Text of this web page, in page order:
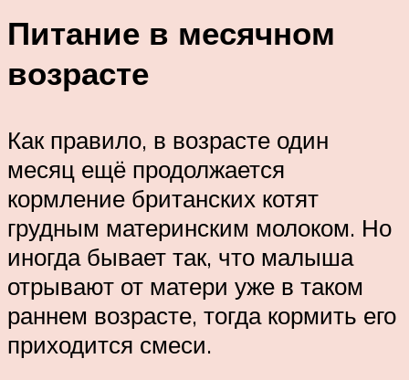
Питание в месячном
возрасте
Как правило, в возрасте один
месяц ещё продолжается
кормление британских котят
грудным материнским молоком. Но
иногда бывает так, что малыша
отрывают от матери уже в таком
раннем возрасте, тогда кормить его
приходится смеси.